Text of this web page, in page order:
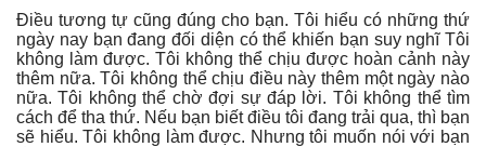
Điều tương tự cũng đúng cho bạn. Tôi hiểu có những thứ
ngày nay bạn đang đối diện có thể khiến bạn suy nghĩ Tôi
không làm được. Tôi không thể chịu được hoàn cảnh này
thêm nữa. Tôi không thể chịu điều này thêm một ngày nào
nữa. Tôi không thể chờ đợi sự đáp lời. Tôi không thể tìm
cách để tha thứ. Nếu bạn biết điều tôi đang trải qua, thì bạn
sẽ hiểu. Tôi không làm được. Nhưng tôi muốn nói với bạn